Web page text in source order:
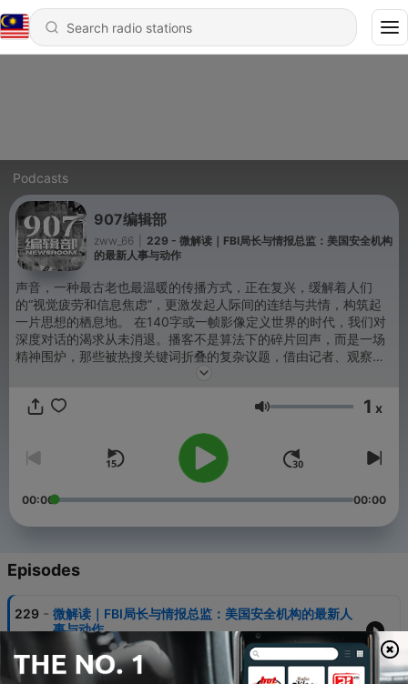
Podcasts
907编辑部
zww_66
229 - 微解读｜FBI局长与情报总监：美国安全机构
的最新人事与动作
声音，一种最古老也最温暖的传播方式，正在复兴，缓解着人们
的“视觉疲劳和信息焦虑”，更激发起人际间的连结与共情，构筑起
一片思想的栖息地。 在140字或一帧影像定义世界的时代，我们对
深度对话的渴求从未消退。播客不是算法下的碎片回声，而是一场
精神围炉，那些被热搜关键词折叠的复杂议题，借由记者、观察
者、新闻当事人的娓娓道来，我们放慢时间脚本，触碰事件本真的
出播客节目“907编辑部”，不止于编辑部的故事，我们希望通过声音
同探索这个真实而多元的世界。
Volume 1 x
00:00 00:00
Episodes
229 - 微解读｜FBI局长与情报总监：美国安全机构的最新人
事与动作
06 Aug 2026